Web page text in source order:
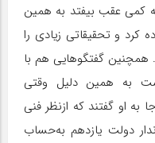
کمی عقب بیفتد به همین
کرد و تحقیقاتی زیادی را
همچنین گفتگوهایی هم با
به همین دلیل وقتی
او گفتند که ازنظر فنی
دولت یازدهم به‌حساب